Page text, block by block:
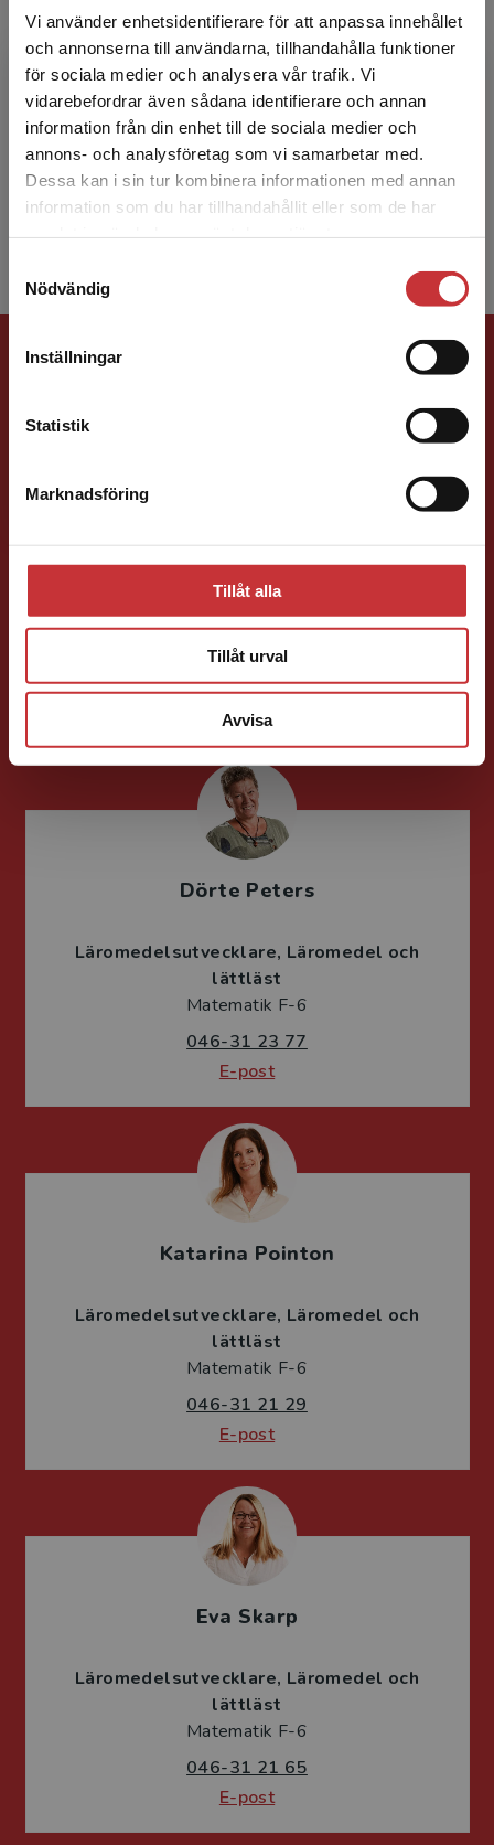
Vi använder enhetsidentifierare för att anpassa innehållet
och annonserna till användarna, tillhandahålla funktioner
för sociala medier och analysera vår trafik. Vi
vidarebefordrar även sådana identifierare och annan
information från din enhet till de sociala medier och
annons- och analysföretag som vi samarbetar med.
Dessa kan i sin tur kombinera informationen med annan
information som du har tillhandahållit eller som de har
Nödvändig
Inställningar
Statistik
Marknadsföring
Tillåt alla
Tillåt urval
Avvisa
Begränsad fraktregion
Det verkar som att du besöker
studentlitteratur.se via en enhet utanför Sverige.
Vi erbjuder inte leveranser utanför Sverige. För
att kunna slutföra ett köp måste
Timo Urpiola
Timo Urpiola är numera pensionerad klasslärare
och speciallärare med 40 års erfarenhet från
arbete både i grundskola och gymnasium. Han
har en filo...
Läromedelsutvecklare
lättläst
Matematik F-6
046-31 22 26
E-post
Dörte Peters
Läromedelsutvecklare Läromedel och
lättläst
Matematik F-6
046-31 23 77
E-post
Katarina Pointon
Läromedelsutvecklare Läromedel och
lättläst
Matematik F-6
046-31 21 29
E-post
Eva Skarp
Läromedelsutvecklare Läromedel och
lättläst
Matematik F-6
046-31 21 65
E-post